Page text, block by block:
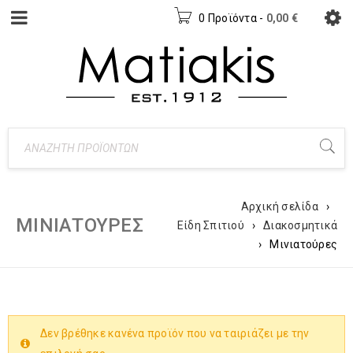
0 Προϊόντα - 0,00 €
ΜΙΝΙΑΤΟΎΡΕΣ
Αρχική σελίδα
›
Είδη Σπιτιού
›
Διακοσμητικά
›
Μινιατούρες
Δεν βρέθηκε κανένα προϊόν που να ταιριάζει με την